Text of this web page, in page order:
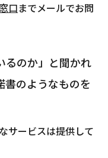
口までメールでお問
るのか」と聞かれ
書のようなものを
サービスは提供して